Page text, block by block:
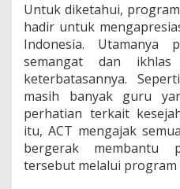
Untuk diketahui,
hadir untuk
Indonesia.
semangat dan
keterbatasannya.
masih banyak guru
perhatian terkait
itu, ACT mengajak
bergerak membantu
tersebut melalui program